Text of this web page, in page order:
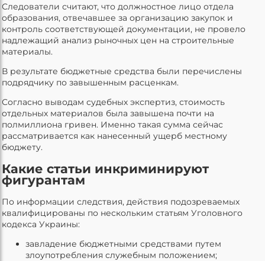
Следователи считают, что должностное лицо отдела
образования, отвечавшее за организацию закупок и
контроль соответствующей документации, не провело
надлежащий анализ рыночных цен на строительные
материалы.
В результате бюджетные средства были перечислены
подрядчику по завышенным расценкам.
Согласно выводам судебных экспертиз, стоимость
отдельных материалов была завышена почти на
полмиллиона гривен. Именно такая сумма сейчас
рассматривается как нанесенный ущерб местному
бюджету.
Какие статьи инкриминируют
фигурантам
По информации следствия, действия подозреваемых
квалифицированы по нескольким статьям Уголовного
кодекса Украины:
завладение бюджетными средствами путем
злоупотребления служебным положением;